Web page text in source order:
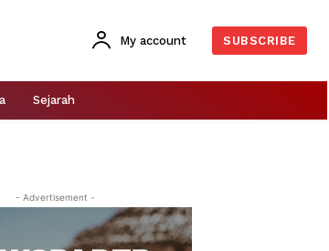
My account SUBSCRIBE
Sejarah
- Advertisement -